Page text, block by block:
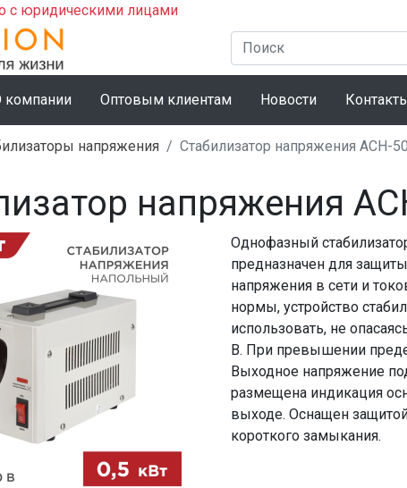
с юридическими лицами
компании Оптовым клиентам Новости
напряжения Стабилизатор напряжения AСН-
напряжения
Однофазный
предназначен для
напряжения в сети и
нормы, устройство
использовать, не
В. При превышении
Выходное напряжение
размещена индикация
выходе. Оснащен
короткого замыкания.